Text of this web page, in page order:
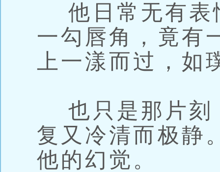
他日常无有表
一勾唇角，竟有
上一漾而过，如
也只是那片刻
复又冷清而极静
他的幻觉。